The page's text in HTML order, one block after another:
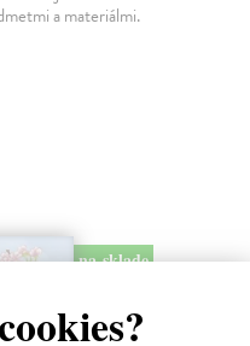
a materiálmi.
na sklade